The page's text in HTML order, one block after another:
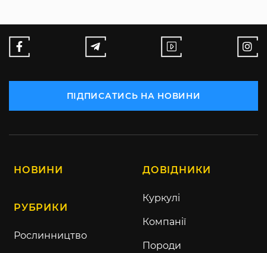
ПІДПИСАТИСЬ НА НОВИНИ
НОВИНИ
РУБРИКИ
Рослинництво
ДОВІДНИКИ
Куркулі
Компанії
Породи